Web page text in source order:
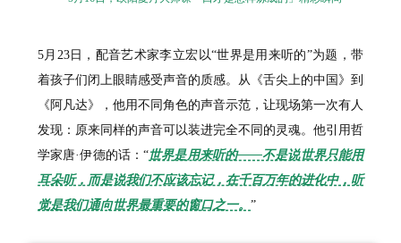
5月23日，配音艺术家李立宏以“世界是用来听的”为题，带
着孩子们闭上眼睛感受声音的质感。从《舌尖上的中国》到
《阿凡达》，他用不同角色的声音示范，让现场第一次有人
发现：原来同样的声音可以装进完全不同的灵魂。他引用哲
学家唐·伊德的话：“世界是用来听的——不是说世界只能用
耳朵听，而是说我们不应该忘记，在千百万年的进化中，听
觉是我们通向世界最重要的窗口之一。 ”